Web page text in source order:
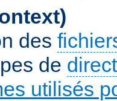
des
de
utilisés